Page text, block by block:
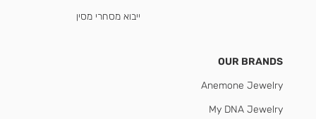
ייבוא מסחרי מסין
OUR BRANDS
Anemone Jewelry
My DNA Jewelry